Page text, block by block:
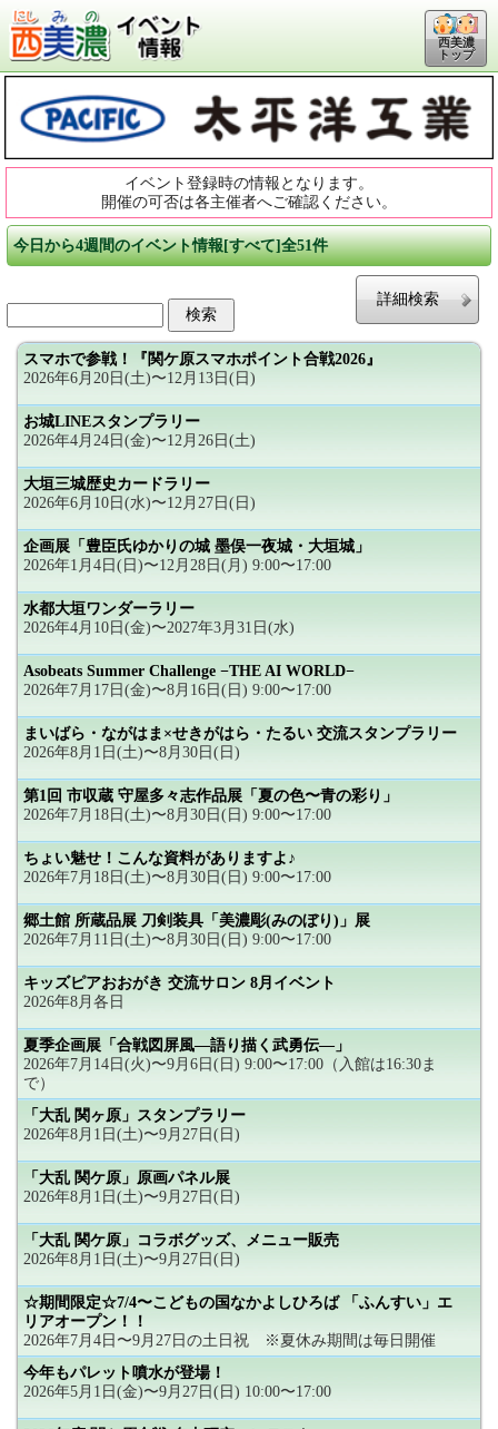
西美濃
トップ
イベント登録時の情報となります。
開催の可否は各主催者へご確認ください。
今日から4週間のイベント情報[すべて]全51件
詳細検索
スマホで参戦！『関ケ原スマホポイント合戦2026』
2026年6月20日(土)〜12月13日(日)
お城LINEスタンプラリー
2026年4月24日(金)〜12月26日(土)
大垣三城歴史カードラリー
2026年6月10日(水)〜12月27日(日)
企画展「豊臣氏ゆかりの城 墨俣一夜城・大垣城」
2026年1月4日(日)〜12月28日(月) 9:00〜17:00
水都大垣ワンダーラリー
2026年4月10日(金)〜2027年3月31日(水)
Asobeats Summer Challenge −THE AI WORLD−
2026年7月17日(金)〜8月16日(日) 9:00〜17:00
まいばら・ながはま×せきがはら・たるい 交流スタンプラリー
2026年8月1日(土)〜8月30日(日)
第1回 市収蔵 守屋多々志作品展「夏の色〜青の彩り」
2026年7月18日(土)〜8月30日(日) 9:00〜17:00
ちょい魅せ！こんな資料がありますよ♪
2026年7月18日(土)〜8月30日(日) 9:00〜17:00
郷土館 所蔵品展 刀剣装具「美濃彫(みのぼり)」展
2026年7月11日(土)〜8月30日(日) 9:00〜17:00
キッズピアおおがき 交流サロン 8月イベント
2026年8月各日
夏季企画展「合戦図屏風―語り描く武勇伝―」
2026年7月14日(火)〜9月6日(日) 9:00〜17:00（入館は16:30ま
で）
「大乱 関ヶ原」スタンプラリー
2026年8月1日(土)〜9月27日(日)
「大乱 関ケ原」原画パネル展
2026年8月1日(土)〜9月27日(日)
「大乱 関ケ原」コラボグッズ、メニュー販売
2026年8月1日(土)〜9月27日(日)
☆期間限定☆7/4〜こどもの国なかよしひろば 「ふんすい」エ
リアオープン！！
2026年7月4日〜9月27日の土日祝 ※夏休み期間は毎日開催
今年もパレット噴水が登場！
2026年5月1日(金)〜9月27日(日) 10:00〜17:00